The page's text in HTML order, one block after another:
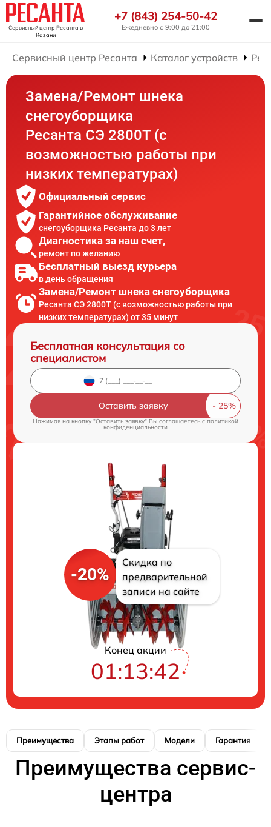
Сервисный центр Ресанта в
Казани
+7 (843) 254-50-42
Ежедневно с 9:00 до 21:00
Сервисный центр Ресанта Каталог устройств
Замена/Pемонт шнека
снегоуборщика
Ресанта СЭ 2800Т (с
возможностью работы при
низких температурах)
Официальный сервис
Гарантийное обслуживание
снегоуборщика Ресанта до 3 лет
Диагностика за наш счет,
ремонт по желанию
Бесплатный выезд курьера
в день обращения
Замена/Pемонт шнека снегоуборщика
Ресанта СЭ 2800Т (с возможностью работы при
низких температурах) от 35 минут
Бесплатная консультация со
специалистом
Оставить заявку
Нажимая на кнопку "Оставить заявку" Вы соглашаетесь cполитикой
конфиденциальности
-20%
Скидка по
предварительной
записи на сайте
Конец акции
01:13:41
Преимущества Этапы работ Модели Гарантия
Преимущества сервис-
центра